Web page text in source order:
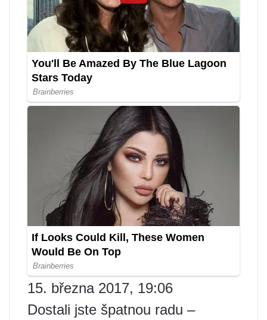
15. března 2017, 19:06
Dostali jste špatnou radu –